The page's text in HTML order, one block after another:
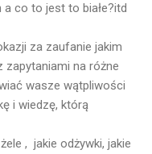
co to jest to białe?itd
za zaufanie jakim
na różne
wasze wątpliwości
i wiedzę, którą
, jakie odżywki, jakie